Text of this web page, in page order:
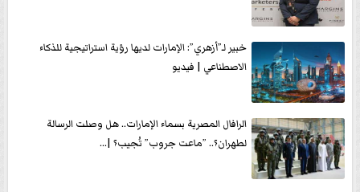
خبير لـ”أزهري”: الإمارات لديها رؤية استراتيجية للذكاء
الاصطناعي | فيديو
الرافال المصرية بسماء الإمارات.. هل وصلت الرسالة
لطهران؟.. ”ماعت جروب” تُجيب؟ |...